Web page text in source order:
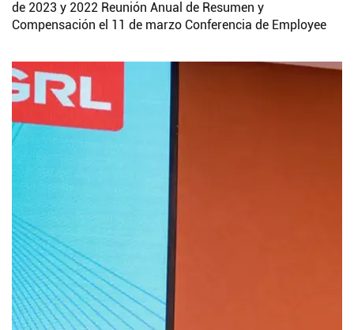
de 2023 y 2022 Reunión Anual de Resumen y
Compensación el 11 de marzo Conferencia de Employee